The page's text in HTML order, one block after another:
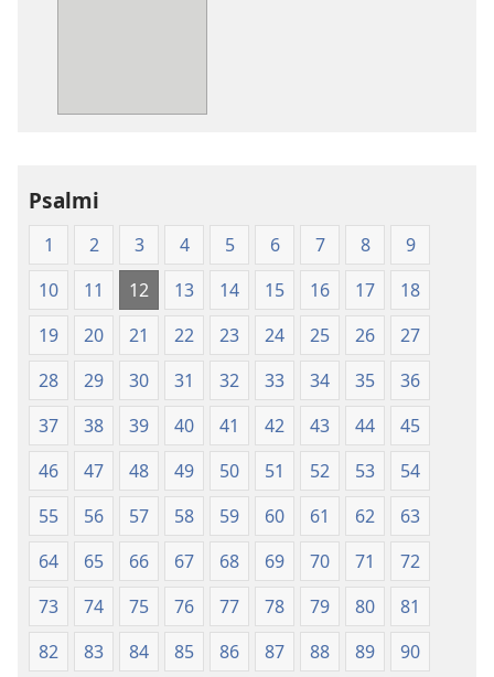
(izdano 2009)
Psalmi
1 2 3 4 5 6 7 8
9
10
11 12 13 14 15 16 17
18
19
20 21 22 23 24 25 26
27
28
29 30 31 32 33 34 35
36
37
38 39 40 41 42 43 44
45
46
47 48 49 50 51 52 53
54
55
56 57 58 59 60 61 62
63
64
65 66 67 68 69 70 71
72
73
74 75 76 77 78 79 80
81
82
83 84 85 86 87 88 89
90